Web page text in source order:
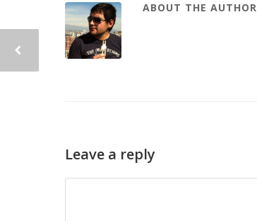
ABOUT THE AUTHOR
Leave a reply